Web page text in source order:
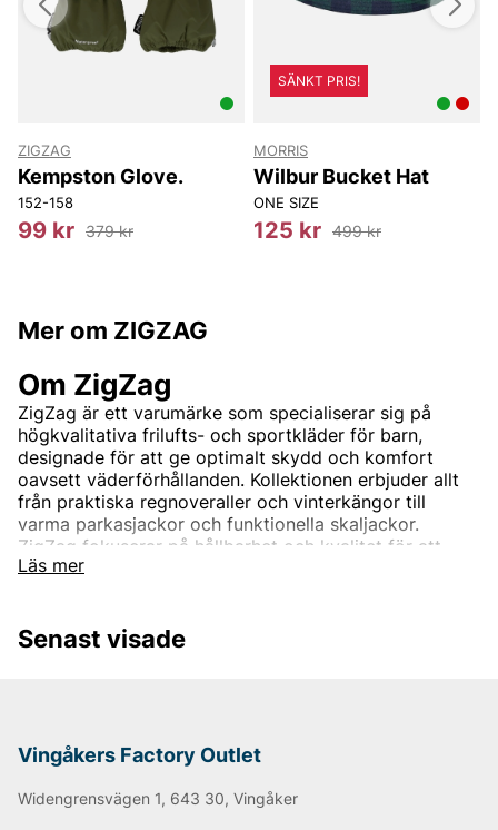
ZIGZAG
Kempston Glove.
152-158
99 kr 379 kr
SÄNKT PRIS!
MORRIS
Wilbur Bucket Hat
ONE SIZE
125 kr 499 kr
Mer om ZIGZAG
Läs mer
Om ZigZag
ZigZag är ett varumärke som specialiserar sig på
högkvalitativa frilufts- och sportkläder för barn,
designade för att ge optimalt skydd och komfort
oavsett väderförhållanden. Kollektionen erbjuder allt
från praktiska regnoveraller och vinterkängor till
varma parkasjackor och funktionella skaljackor.
ZigZag fokuserar på hållbarhet och kvalitet för att
säkerställa att unga äventyrare är redo för
samt smarta skor som passar alla årstider. ZigZag är
Senast visade
Vingåkers Factory Outlet
Widengrensvägen 1, 643 30, Vingåker